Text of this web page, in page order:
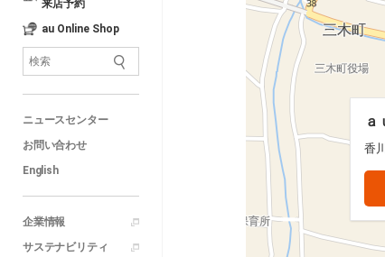
来店予約
au Online Shop
ニュースセンター
お問い合わせ
English
企業情報
サステナビリティ
香
香